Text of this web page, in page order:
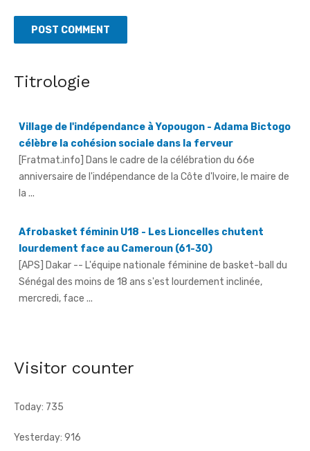
Titrologie
célèbre la cohésion sociale dans la ferveur
[Fratmat.info] Dans le cadre de la célébration du 66e
anniversaire de l'indépendance de la Côte d'Ivoire, le maire de
la ...
lourdement face au Cameroun (61-30)
[APS] Dakar -- L'équipe nationale féminine de basket-ball du
Sénégal des moins de 18 ans s'est lourdement inclinée,
mercredi, face ...
[Fratmat.info] À 72 heures de la célébration du 66e
N'Guessan, vice-présidente ...
Visitor counter
Today: 735
Yesterday: 916